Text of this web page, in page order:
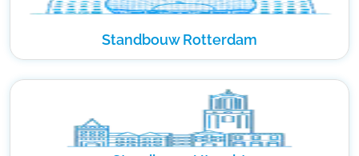
Standbouw Rotterdam